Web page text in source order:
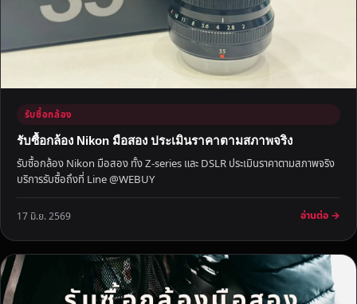
า
ย
จ
0
0
รับซื้อกล้อง
รับซื้อกล้อง Nikon มือสอง ประเมินราคาตามสภาพจริง
รับซื้อกล้อง Nikon มือสอง ทั้ง Z-series และ DSLR ประเมินราคาตามสภาพจริง
บริการรับซื้อถึงที่ Line @WEBUY
17 มิ.ย. 2569 อ่านต่อ →